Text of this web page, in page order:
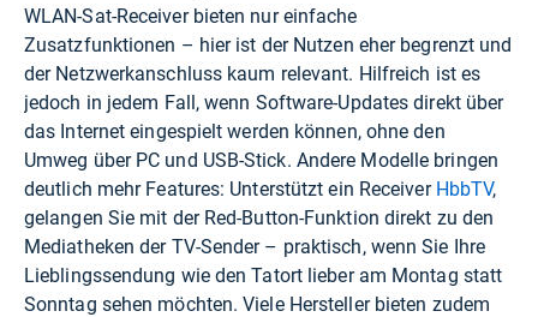
WLAN-Sat-Receiver bieten nur einfache
Zusatzfunktionen – hier ist der Nutzen eher begrenzt und
der Netzwerkanschluss kaum relevant. Hilfreich ist es
jedoch in jedem Fall, wenn Software-Updates direkt über
das Internet eingespielt werden können, ohne den
Umweg über PC und USB-Stick. Andere Modelle bringen
deutlich mehr Features: Unterstützt ein Receiver HbbTV,
gelangen Sie mit der Red-Button-Funktion direkt zu den
Mediatheken der TV-Sender – praktisch, wenn Sie Ihre
Lieblingssendung wie den Tatort lieber am Montag statt
Sonntag sehen möchten. Viele Hersteller bieten zudem